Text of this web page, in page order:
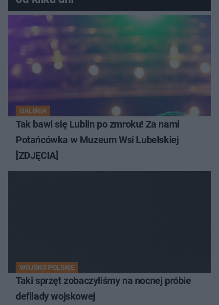
GALERIA
Tak bawi się Lublin po zmroku! Za nami
Potańcówka w Muzeum Wsi Lubelskiej
[ZDJĘCIA]
WOJSKO POLSKIE
Taki sprzęt zobaczyliśmy na nocnej próbie
defilady wojskowej